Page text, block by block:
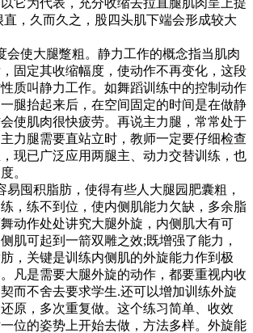
，久而久之，股四头肌下端会形成较大
使大腿蹩粗。静力工作的概念指当肌肉
固定其收缩幅度，使动作不再变化，这段
质叫静力工作。如舞蹈训练中的控制动作
腿抬起来后，在空间固定的时间是在做静
使肌肉很快疲劳。再说主力腿，常常处于
力腿需要直站立时，教师一定要仔细检查
现已广泛应用两腿主、动力交替训练，也
。
囤积脂肪，使得有些人大腿园肥囊粗，
，练不到位，使内侧肌能力欠缺，多余脂
动作处处讲究大腿外旋，内侧肌大有可
肌可起到一箭双雕之效;既增强了能力，
，关键是训练内侧肌的外旋能力作到极
凡是需要大腿外旋的动作，都要重视内收
而不舍去要求学生.还可以增加训练外旋
原，多次重复做。这个练习简单、收效
位的姿势上开始去做，方法多样。外旋能